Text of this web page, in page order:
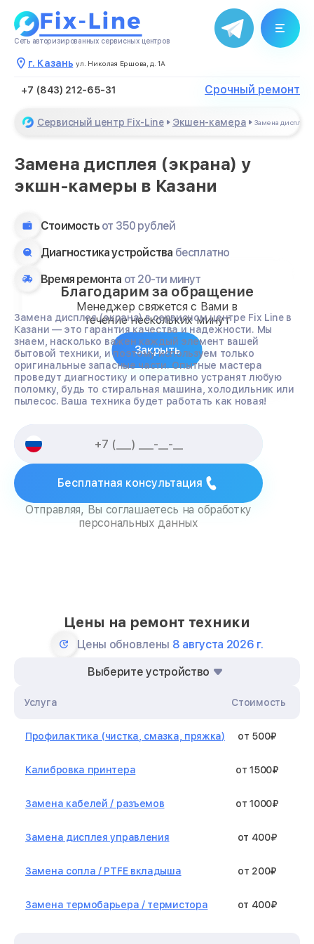
Сеть авторизированных сервисных центров
г. Казань ул. Николая Ершова, д. 1А
+7 (843) 212-65-31 Срочный ремонт
Сервисный центр Fix-Line Экшен-камера Замена дисплея
Замена дисплея (экрана) у
экшн-камеры в Казани
Стоимость от 350 рублей
Диагностика устройства бесплатно
Время ремонта от 20-ти минут
Замена дисплея (экрана) в сервисном центре Fix Line в
Казани — это гарантия качества и надежности. Мы
знаем, насколько важен каждый элемент вашей
бытовой техники, и поэтому используем только
оригинальные запасные части. Опытные мастера
проведут диагностику и оперативно устранят любую
поломку, будь то стиральная машина, холодильник или
пылесос. Ваша техника будет работать как новая!
Бесплатная консультация
Отправляя, Вы соглашаетесь на обработку
персональных данных
Цены на ремонт техники
Цены обновлены 8 августа 2026 г.
Выберите устройство
Услуга Стоимость
Профилактика (чистка, смазка, пряжка) от 500₽
Калибровка принтера от 1500₽
Замена кабелей / разъемов от 1000₽
Замена дисплея управления от 400₽
Замена сопла / PTFE вкладыша от 200₽
Замена термобарьера / термистора от 400₽
Благодарим за обращение
Менеджер свяжется с Вами в
течение нескольких минут
Закрыть